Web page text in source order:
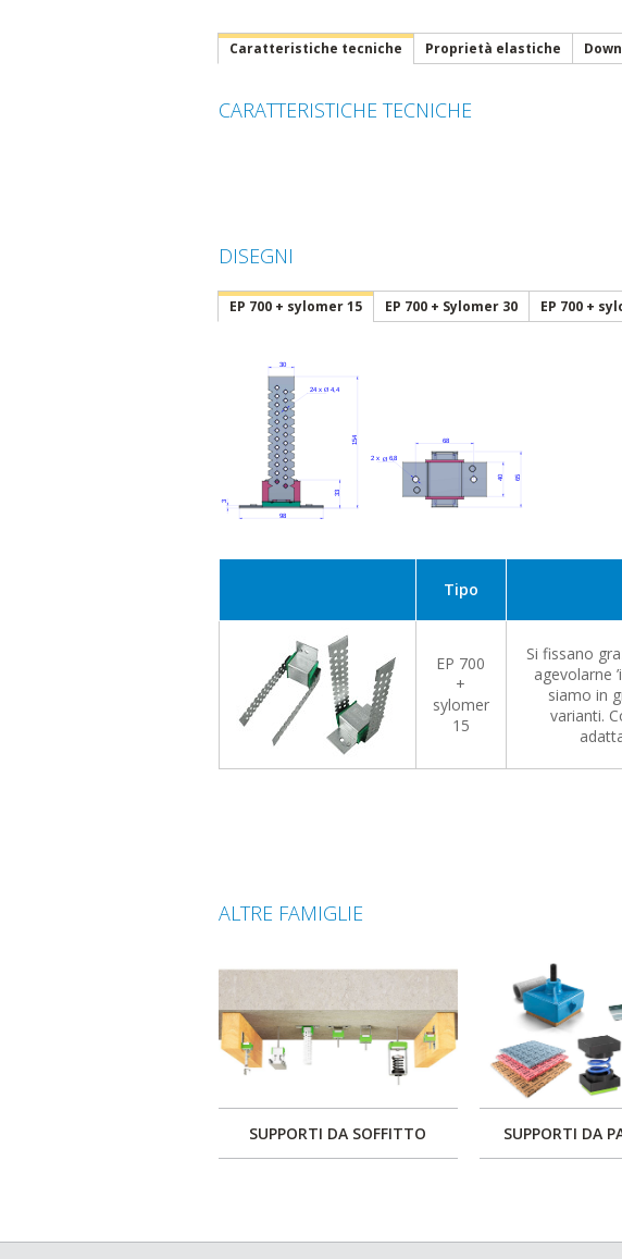
Caratteristiche tecniche Proprietà elastiche
CARATTERISTICHE TECNICHE
DISEGNI
EP 700 + sylomer 15 EP 700 + Sylomer 30 EP 700 +
Tipo
EP 700
+
sylomer
15
Si fissano
agevolarne
siamo in
varianti.
ALTRE FAMIGLIE
SUPPORTI DA SOFFITTO SUPPORTI DA